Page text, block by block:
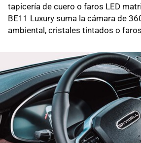
tapicería de cuero o faros LED
BE11 Luxury suma la cámara de
ambiental, cristales tintados o